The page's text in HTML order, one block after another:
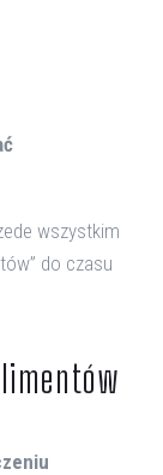
wszystkim
do czasu